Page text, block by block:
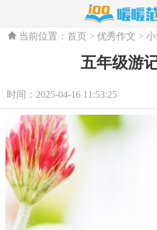
当前位置：首页 >优秀作文 >
五年级游
时间：2025-04-16 11:53:25